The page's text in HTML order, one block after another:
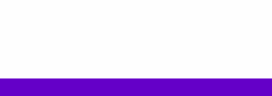
Conventions et partenariats